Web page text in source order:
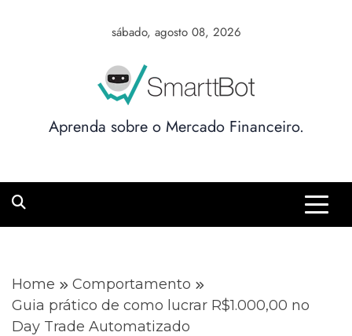
sábado, agosto 08, 2026
Aprenda sobre o Mercado Financeiro.
Home
Comportamento
Guia prático de como lucrar R$1.000,00 no
Day Trade Automatizado